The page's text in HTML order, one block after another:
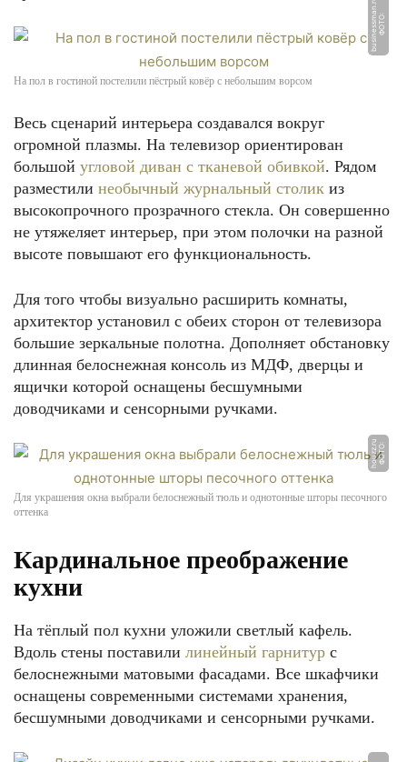
Ф
О
Т
О:
b
u
si
n
e
s
s
m
a
n.
r
u
На пол в гостиной постелили пёстрый ковёр с небольшим ворсом
Весь сценарий интерьера создавался вокруг
огромной плазмы. На телевизор ориентирован
большой угловой диван с тканевой обивкой. Рядом
разместили необычный журнальный столик из
высокопрочного прозрачного стекла. Он совершенно
не утяжеляет интерьер, при этом полочки на разной
высоте повышают его функциональность.
Для того чтобы визуально расширить комнаты,
архитектор установил с обеих сторон от телевизора
большие зеркальные полотна. Дополняет обстановку
длинная белоснежная консоль из МДФ, дверцы и
ящички которой оснащены бесшумными
доводчиками и сенсорными ручками.
Ф
О
Т
О:
h
o
u
z
z.
r
u
Для украшения окна выбрали белоснежный тюль и однотонные шторы песочного
оттенка
Кардинальное преображение
кухни
На тёплый пол кухни уложили светлый кафель.
Вдоль стены поставили линейный гарнитур с
белоснежными матовыми фасадами. Все шкафчики
оснащены современными системами хранения,
бесшумными доводчиками и сенсорными ручками.